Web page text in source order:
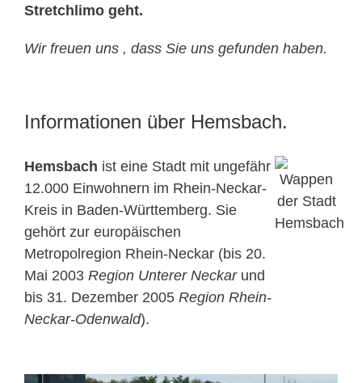
Stretchlimo geht.
Wir freuen uns , dass Sie uns gefunden haben.
Informationen über Hemsbach.
Hemsbach ist eine Stadt mit ungefähr
12.000 Einwohnern im Rhein-Neckar-
Kreis in Baden-Württemberg. Sie
gehört zur europäischen
Metropolregion Rhein-Neckar (bis 20.
Mai 2003 Region Unterer Neckarund
bis 31. Dezember 2005 Region Rhein-
Neckar-Odenwald).